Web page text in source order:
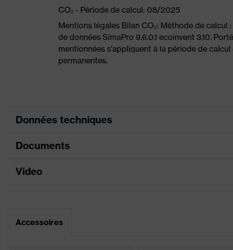
CO₂ - Période de calcul: 08/2025
Mentions légales Bilan CO₂: Méthode de calcul
de données SimaPro 9.6.0.1 ecoinvent 3.10.
mentionnées s'appliquent à la période de
permanentes.
Données techniques
Couleur marketing
Enduction
Documents
Portail de téléchargement des déclarations de
Video
Accessoires